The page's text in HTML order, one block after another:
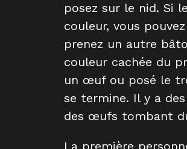
posez sur le nid. Si
couleur, vous
prenez un autre
couleur cachée du
un œuf ou posé le
se termine. Il y a
des œufs tombant
La première